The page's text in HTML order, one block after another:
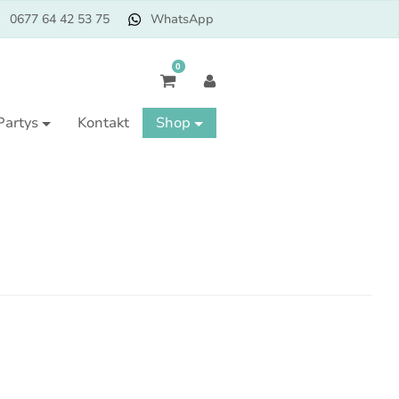
0677 64 42 53 75 WhatsApp
0
Kontakt Shop